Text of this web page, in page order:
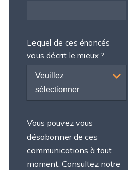
Lequel de ces énoncés
vous décrit le mieux ?
Veuillez
sélectionner
Vous pouvez vous
désabonner de ces
communications à tout
moment. Consultez notre